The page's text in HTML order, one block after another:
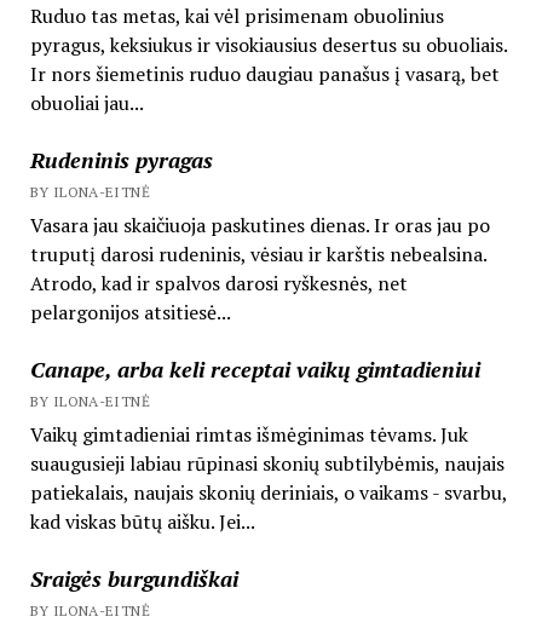
Ruduo tas metas, kai vėl prisimenam obuolinius
pyragus, keksiukus ir visokiausius desertus su obuoliais.
Ir nors šiemetinis ruduo daugiau panašus į vasarą, bet
obuoliai jau...
Rudeninis pyragas
BY ILONA-EITNĖ
Vasara jau skaičiuoja paskutines dienas. Ir oras jau po
truputį darosi rudeninis, vėsiau ir karštis nebealsina.
Atrodo, kad ir spalvos darosi ryškesnės, net
pelargonijos atsitiesė...
Canape, arba keli receptai vaikų gimtadieniui
BY ILONA-EITNĖ
Vaikų gimtadieniai rimtas išmėginimas tėvams. Juk
suaugusieji labiau rūpinasi skonių subtilybėmis, naujais
patiekalais, naujais skonių deriniais, o vaikams - svarbu,
kad viskas būtų aišku. Jei...
Sraigės burgundiškai
BY ILONA-EITNĖ